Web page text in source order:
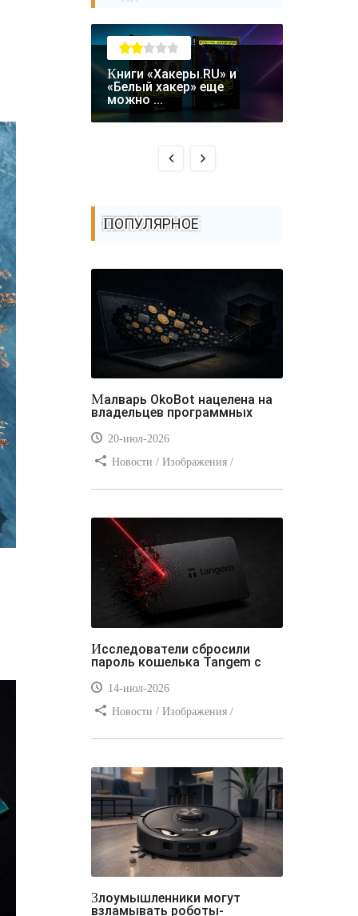
Книги «Хакеры.RU» и
«Белый хакер» еще
можно ...
ПОПУЛЯРНОЕ
Малварь OkoBot нацелена на
владельцев программных
20-июл-2026
Новости / Изображения /
Самоучитель CSS / Линии и рамки /
Видео уроки / Заработок
Исследователи сбросили
пароль кошелька Tangem с
14-июл-2026
Новости / Изображения /
/ Вёрстка / Видео уроки
Злоумышленники могут
взламывать роботы-